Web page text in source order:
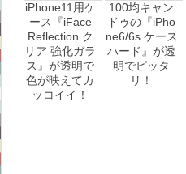
iPhone11用ケ
ース『iFace
Reflection ク
リア 強化ガラ
ス』が透明で
色が映えてカ
ッコイイ！
100均キャン
ドゥの『iPho
ne6/6s ケース
ハード』が透
明でピッタ
リ！